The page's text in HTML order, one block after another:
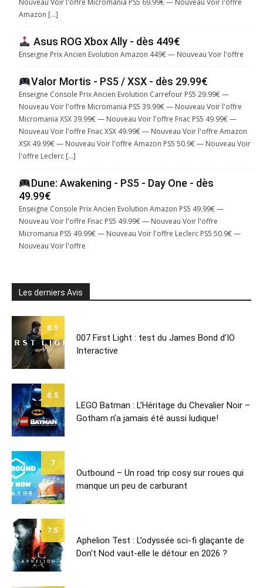
Nouveau Voir l'offre Micromania PS5 69.99€ — Nouveau Voir l'offre
Amazon […]
Asus ROG Xbox Ally - dès 449€
Enseigne Prix Ancien Evolution Amazon 449€ — Nouveau Voir l'offre
Valor Mortis - PS5 / XSX - dès 29.99€
Enseigne Console Prix Ancien Evolution Carrefour PS5 29.99€ —
Nouveau Voir l'offre Micromania PS5 39.99€ — Nouveau Voir l'offre
Micromania XSX 39.99€ — Nouveau Voir l'offre Fnac PS5 49.99€ —
Nouveau Voir l'offre Fnac XSX 49.99€ — Nouveau Voir l'offre Amazon
XSX 49.99€ — Nouveau Voir l'offre Amazon PS5 50.9€ — Nouveau Voir
l'offre Leclerc […]
Dune: Awakening - PS5 - Day One - dès
49.99€
Enseigne Console Prix Ancien Evolution Amazon PS5 49.99€ —
Nouveau Voir l'offre Fnac PS5 49.99€ — Nouveau Voir l'offre
Micromania PS5 49.99€ — Nouveau Voir l'offre Leclerc PS5 50.9€ —
Nouveau Voir l'offre
Les derniers Avis
8.5
007 First Light : test du James Bond d’IO
Interactive
8.5
LEGO Batman : L’Héritage du Chevalier Noir –
Gotham n’a jamais été aussi ludique!
7
Outbound – Un road trip cosy sur roues qui
manque un peu de carburant
7.5
Aphelion Test : L’odyssée sci-fi glaçante de
Don’t Nod vaut-elle le détour en 2026 ?